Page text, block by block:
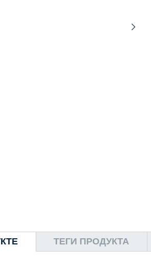
ТЕГИ ПРОДУКТА